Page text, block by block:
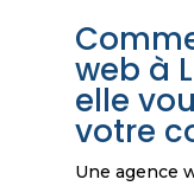
web à
elle
votre
Une agence